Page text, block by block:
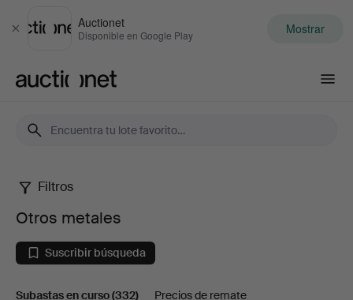
Cerrar
Auctionet
Disponible en Google Play Mostrar
Otros
metales
Filtros
Otros metales
Suscribir búsqueda
Subastas en curso(332) Precios de remate